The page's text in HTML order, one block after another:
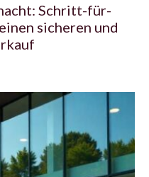
Schritt-für-
sicheren und